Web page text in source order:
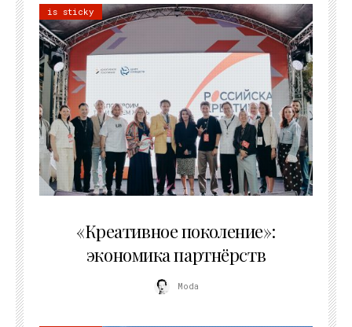
is sticky
«Креативное поколение»:
экономика партнёрств
Moda